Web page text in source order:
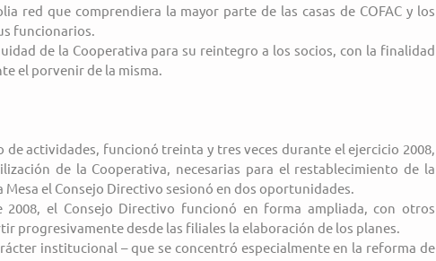
red que comprendiera la mayor parte de las casas de COFAC y los
funcionarios.
de la Cooperativa para su reintegro a los socios, con la finalidad
el porvenir de la misma.
de actividades, funcionó treinta y tres veces durante el ejercicio 2008,
de la Cooperativa, necesarias para el restablecimiento de la
el Consejo Directivo sesionó en dos oportunidades.
2008, el Consejo Directivo funcionó en forma ampliada, con otros
progresivamente desde las filiales la elaboración de los planes.
institucional – que se concentró especialmente en la reforma de